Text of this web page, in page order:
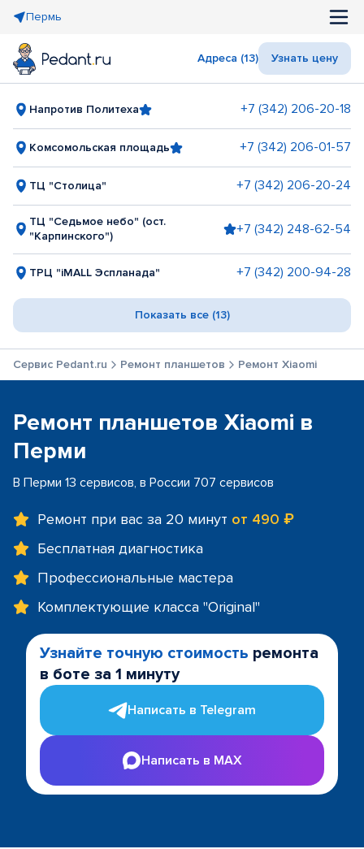
Пермь
Адреса (13) Узнать цену
Напротив Политеха +7 (342) 206-20-18
Комсомольская площадь +7 (342) 206-01-57
ТЦ "Столица" +7 (342) 206-20-24
ТЦ "Седьмое небо" (ост.
"Карпинского")
+7 (342) 248-62-54
ТРЦ "iMALL Эспланада" +7 (342) 200-94-28
Показать все (13)
Сервис Pedant.ru Ремонт планшетов Ремонт Xiaomi
Ремонт планшетов Xiaomi в
Перми
В Перми 13 сервисов, в России 707 сервисов
Ремонт при вас за 20 минут от 490 ₽
Бесплатная диагностика
Профессиональные мастера
Комплектующие класса "Original"
Узнайте точную стоимость ремонта
в боте за 1 минуту
Написать в Telegram
Написать в MAX